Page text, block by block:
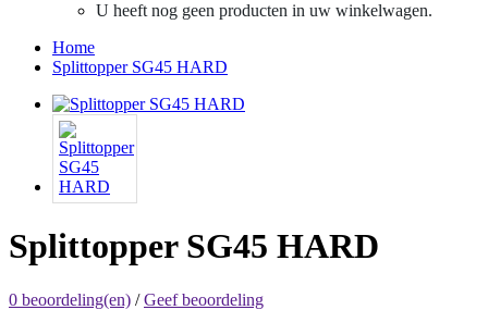
U heeft nog geen producten in uw winkelwagen.
Home
Splittopper SG45 HARD
Splittopper SG45 HARD
0 beoordeling(en) /Geef beoordeling